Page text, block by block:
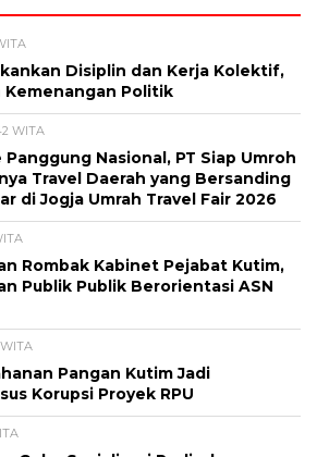
Disiplin dan Kerja Kolektif,
Kemenangan Politik
WITA
Nasional, PT Siap Umroh
Travel Daerah yang Bersanding
di Jogja Umrah Travel Fair 2026
Rombak Kabinet Pejabat Kutim,
Publik Publik Berorientasi ASN
WITA
Pangan Kutim Jadi
Korupsi Proyek RPU